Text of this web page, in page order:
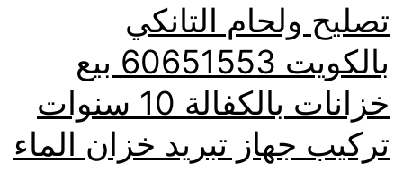
تصليح ولحام التانكي
بالكويت 60651553 بيع
خزانات بالكفالة 10 سنوات
تركيب جهاز تبريد خزان الماء